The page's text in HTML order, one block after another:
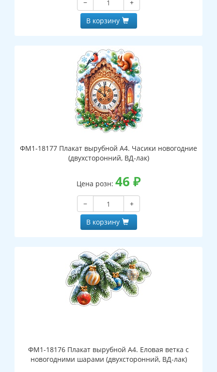
−
+
В корзину
ФМ1-18177 Плакат вырубной А4. Часики новогодние
(двухсторонний, ВД-лак)
Цена розн: 46 ₽
−
+
В корзину
ФМ1-18176 Плакат вырубной А4. Еловая ветка с
новогодними шарами (двухсторонний, ВД-лак)